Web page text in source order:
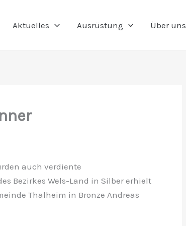
Aktuelles Ausrüstung Über uns
auch verdiente
Bezirkes Wels-Land in Silber erhielt
Thalheim in Bronze Andreas